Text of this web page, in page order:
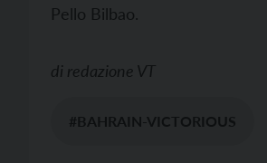
Pello Bilbao.
di redazione VT
#BAHRAIN-VICTORIOUS